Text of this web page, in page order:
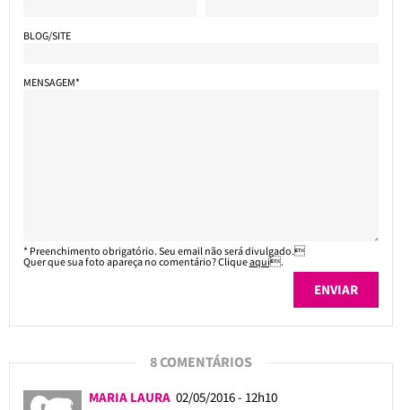
BLOG/SITE
MENSAGEM*
* Preenchimento obrigatório. Seu email não será divulgado.
Quer que sua foto apareça no comentário? Cliqueaqui.
8 COMENTÁRIOS
MARIA LAURA 02/05/2016 - 12h10